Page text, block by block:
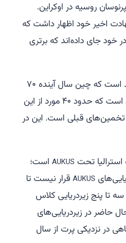
روسیه در اوکراین.
اخیر خود اظهار داشت که
جای داده‌اند که برتری
دریاسالار مایکل بروکس، رئیس اطلاعات نیروی دریایی آمریکا، معتقد است که چین سال آینده ۷۰
زیردریایی و تا سال ۲۰۳۵ ۸۰ زیردریایی خواهد داشت. نکته مهم این است که حدود ۴۰ مورد از این
تخمین‌های قبلی است. این در
تحت AUKUSاست؛
AUKUSقرار نیست تا
سه تا پنج زیردریایی کلاس
در حال حاضر در زیردریایی‌های
در نزدیکی پرت از سال